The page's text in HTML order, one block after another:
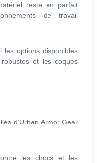
reste en parfait
de travail
les options disponibles
et les coques
d’Urban Armor Gear
les chocs et les